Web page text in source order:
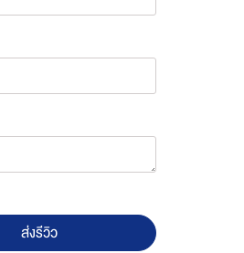
ส่งรีวิว